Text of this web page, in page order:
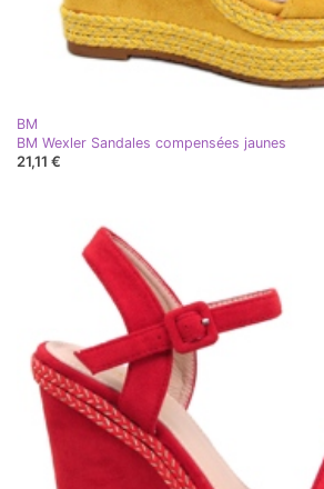
BM
BM Wexler Sandales compensées jaunes
21,11 €